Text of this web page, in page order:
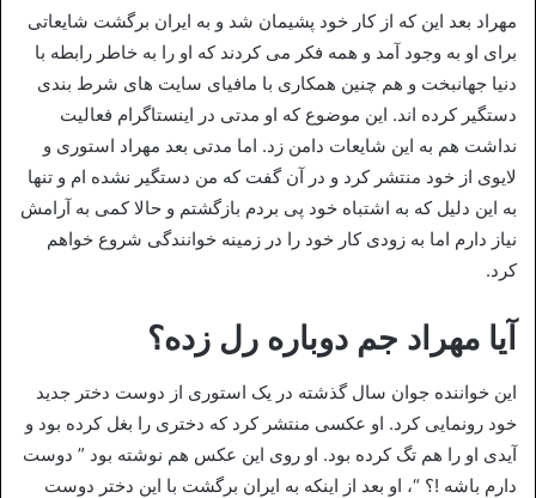
مهراد بعد این که از کار خود پشیمان شد و به ایران برگشت شایعاتی
برای او به وجود آمد و همه فکر می کردند که او را به خاطر رابطه با
دنیا جهانبخت و هم چنین همکاری با مافیای سایت های شرط بندی
دستگیر کرده اند. این موضوع که او مدتی در اینستاگرام فعالیت
نداشت هم به این شایعات دامن زد. اما مدتی بعد مهراد استوری و
لایوی از خود منتشر کرد و در آن گفت که من دستگیر نشده ام و تنها
به این دلیل که به اشتباه خود پی بردم بازگشتم و حالا کمی به آرامش
نیاز دارم اما به زودی کار خود را در زمینه خوانندگی شروع خواهم
کرد.
آیا مهراد جم دوباره رل زده؟
این خواننده جوان سال گذشته در یک استوری از دوست دختر جدید
خود رونمایی کرد. او عکسی منتشر کرد که دختری را بغل کرده بود و
آیدی او را هم تگ کرده بود. او روی این عکس هم نوشته بود ” دوست
دارم باشه !؟ “، او بعد از اینکه به ایران برگشت با این دختر دوست